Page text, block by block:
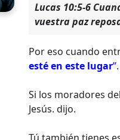
Lucas 10:5-6
vuestra paz
Por eso cuando
esté en este lugar”.
Si los moradores
Jesús. dijo.